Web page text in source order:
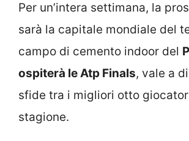
Per un’intera settimana, la
sarà la capitale mondiale del
campo di cemento indoor del
ospiterà le Atp Finals, vale a
sfide tra i migliori otto
stagione.